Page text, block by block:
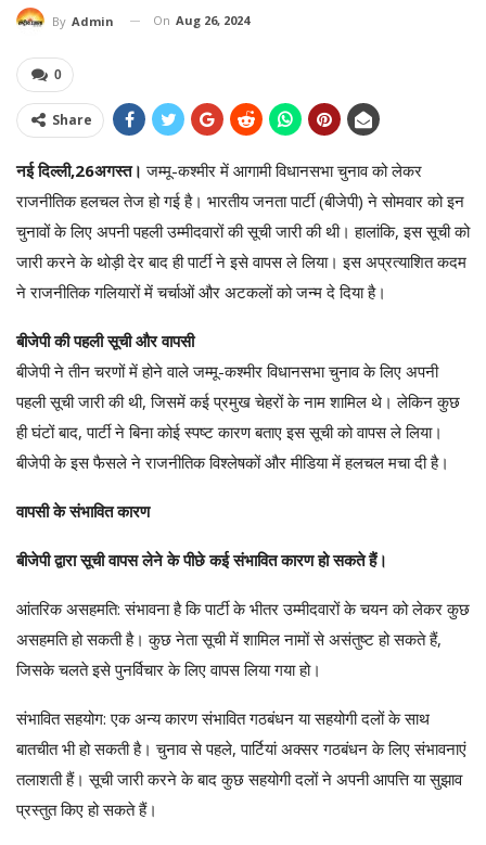
By Admin On Aug 26, 2024
0
Share
नई दिल्ली,26अगस्त।जम्मू-कश्मीर में आगामी विधानसभा चुनाव को लेकर
राजनीतिक हलचल तेज हो गई है। भारतीय जनता पार्टी (बीजेपी) ने सोमवार को इन
चुनावों के लिए अपनी पहली उम्मीदवारों की सूची जारी की थी। हालांकि, इस सूची को
जारी करने के थोड़ी देर बाद ही पार्टी ने इसे वापस ले लिया। इस अप्रत्याशित कदम
ने राजनीतिक गलियारों में चर्चाओं और अटकलों को जन्म दे दिया है।
बीजेपी की पहली सूची और वापसी
बीजेपी ने तीन चरणों में होने वाले जम्मू-कश्मीर विधानसभा चुनाव के लिए अपनी
पहली सूची जारी की थी, जिसमें कई प्रमुख चेहरों के नाम शामिल थे। लेकिन कुछ
ही घंटों बाद, पार्टी ने बिना कोई स्पष्ट कारण बताए इस सूची को वापस ले लिया।
बीजेपी के इस फैसले ने राजनीतिक विश्लेषकों और मीडिया में हलचल मचा दी है।
वापसी के संभावित कारण
बीजेपी द्वारा सूची वापस लेने के पीछे कई संभावित कारण हो सकते हैं।
आंतरिक असहमति: संभावना है कि पार्टी के भीतर उम्मीदवारों के चयन को लेकर कुछ
असहमति हो सकती है। कुछ नेता सूची में शामिल नामों से असंतुष्ट हो सकते हैं,
जिसके चलते इसे पुनर्विचार के लिए वापस लिया गया हो।
संभावित सहयोग: एक अन्य कारण संभावित गठबंधन या सहयोगी दलों के साथ
बातचीत भी हो सकती है। चुनाव से पहले, पार्टियां अक्सर गठबंधन के लिए संभावनाएं
तलाशती हैं। सूची जारी करने के बाद कुछ सहयोगी दलों ने अपनी आपत्ति या सुझाव
प्रस्तुत किए हो सकते हैं।